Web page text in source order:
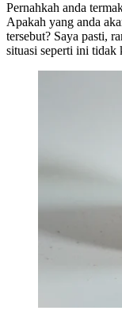
Pernahkah anda
Apakah yang anda
tersebut? Saya pasti,
situasi seperti ini tidak